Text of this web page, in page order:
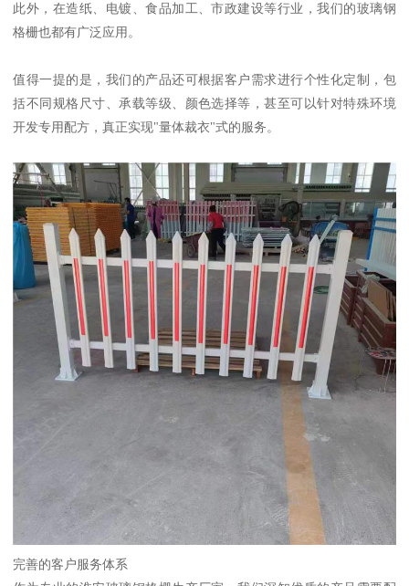
此外，在造纸、电镀、食品加工、市政建设等行业，我们的玻璃钢
格栅也都有广泛应用。
值得一提的是，我们的产品还可根据客户需求进行个性化定制，包
括不同规格尺寸、承载等级、颜色选择等，甚至可以针对特殊环境
开发专用配方，真正实现"量体裁衣"式的服务。
完善的客户服务体系